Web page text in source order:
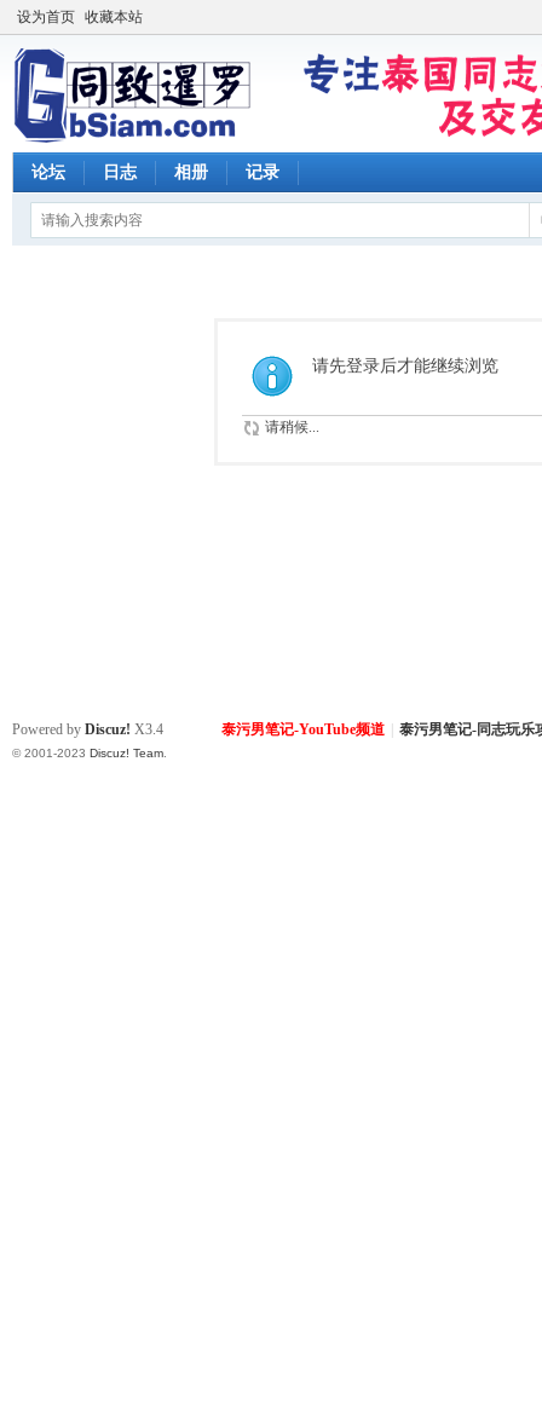
设为首页 收藏本站
论坛 日志 相册 记录
请先登录后才能继续浏览
请稍候...
泰污男笔记-YouTube频道 泰污男笔记-同志玩乐
Powered by Discuz! X3.4
© 2001-2023 Discuz! Team.